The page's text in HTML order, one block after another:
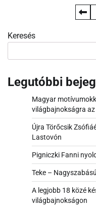
lapozása
Keresés
Legutóbbi
Magyar
világbajnokságra
Újra Törőcsik
Lastovón
Pigniczki Fanni
Teke –
A legjobb 18 közé
világbajnokságon